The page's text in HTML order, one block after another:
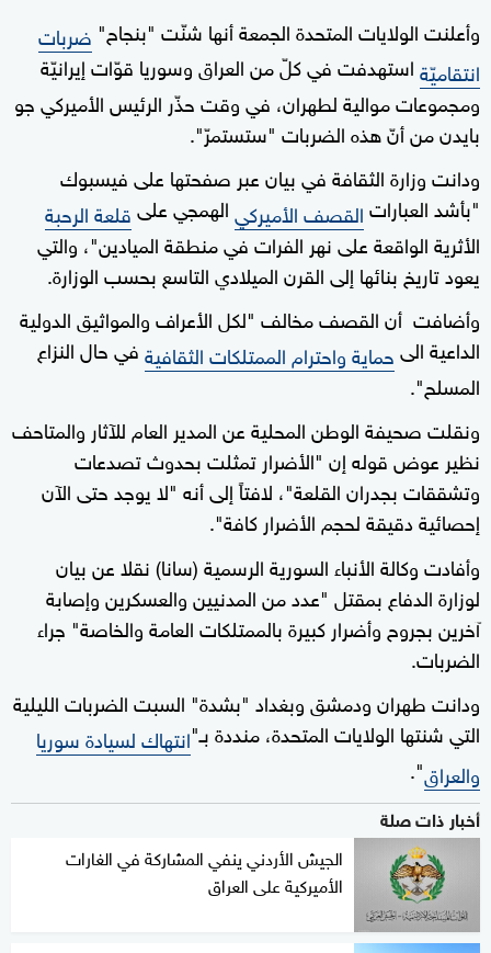
وأعلنت الولايات المتحدة الجمعة أنها شنّت "بنجاح" ضربات
انتقاميّةاستهدفت في كلّ من العراق وسوريا قوّات إيرانيّة
ومجموعات موالية لطهران، في وقت حذّر الرئيس الأميركي جو
بايدن من أنّ هذه الضربات "ستستمرّ".
ودانت وزارة الثقافة في بيان عبر صفحتها على فيسبوك
"بأشد العباراتالقصف الأميركيالهمجي علىقلعة الرحبة
الأثرية الواقعة على نهر الفرات في منطقة الميادين"، والتي
يعود تاريخ بنائها إلى القرن الميلادي التاسع بحسب الوزارة.
وأضافت أن القصف مخالف "لكل الأعراف والمواثيق الدولية
الداعية الىحماية واحترام الممتلكات الثقافيةفي حال النزاع
المسلح".
ونقلت صحيفة الوطن المحلية عن المدير العام للآثار والمتاحف
نظير عوض قوله إن "الأضرار تمثلت بحدوث تصدعات
وتشققات بجدران القلعة"، لافتاً إلى أنه "لا يوجد حتى الآن
إحصائية دقيقة لحجم الأضرار كافة".
وأفادت وكالة الأنباء السورية الرسمية (سانا) نقلا عن بيان
لوزارة الدفاع بمقتل "عدد من المدنيين والعسكرين وإصابة
آخرين بجروح وأضرار كبيرة بالممتلكات العامة والخاصة" جراء
الضربات.
ودانت طهران ودمشق وبغداد "بشدة" السبت الضربات الليلية
التي شنتها الولايات المتحدة، منددة بـ"انتهاك لسيادة سوريا
والعراق".
أخبار ذات صلة
الجيش الأردني ينفي المشاركة في الغارات
الأميركية على العراق